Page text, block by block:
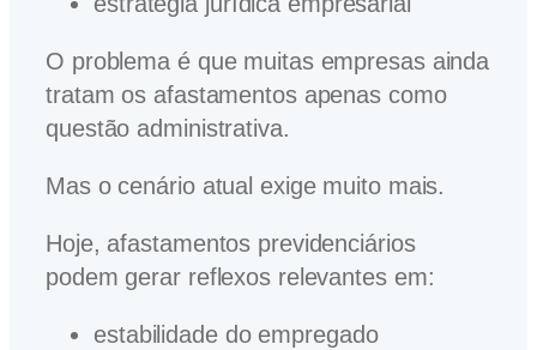
O problema é que muitas empresas ainda
tratam os afastamentos apenas como
questão administrativa.
Mas o cenário atual exige muito mais.
Hoje, afastamentos previdenciários
podem gerar reflexos relevantes em:
estabilidade do empregado